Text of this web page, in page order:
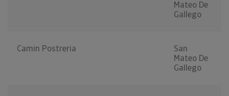
Mateo De
Gallego
Camin Postreria
San
Mateo De
Gallego